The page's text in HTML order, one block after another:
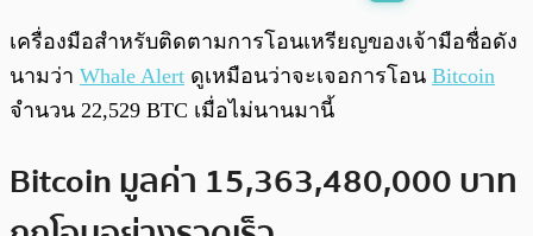
พร้อมเล่น 0:00 / 0:00
เครื่องมือสำหรับติดตามการโอนเหรียญของเจ้ามือชื่อดัง
นามว่า Whale Alert ดูเหมือนว่าจะเจอการโอน Bitcoin
จำนวน 22,529 BTC เมื่อไม่นานมานี้
Bitcoin มูลค่า 15,363,480,000 บาท